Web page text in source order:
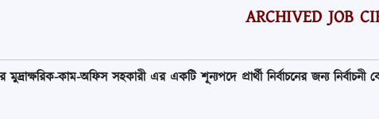
ARCHIVED JOB
কাম-অফিস সহকারী এর একটি শূন্যপদে প্রার্থী নির্বাচনের জন্য নির্বাচনী